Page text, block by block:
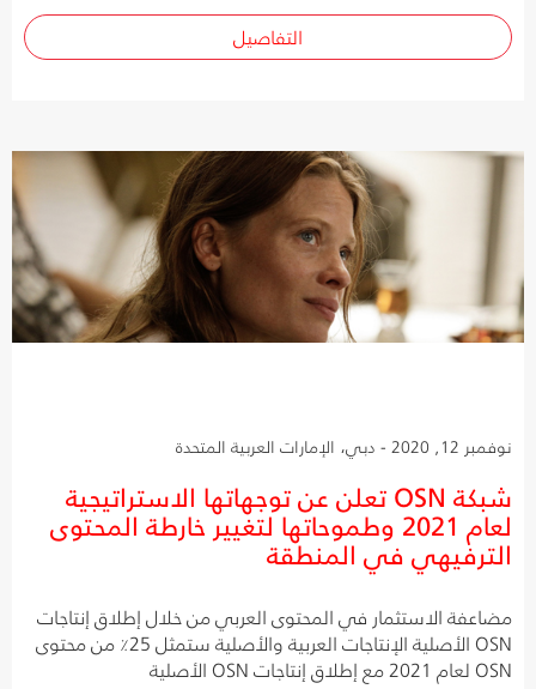
التفاصيل
نوفمبر 12, 2020 - دبي، الإمارات العربية المتحدة
شبكة OSN تعلن عن توجهاتها الاستراتيجية
لعام 2021 وطموحاتها لتغيير خارطة المحتوى
الترفيهي في المنطقة
مضاعفة الاستثمار في المحتوى العربي من خلال إطلاق إنتاجات
OSN الأصلية الإنتاجات العربية والأصلية ستمثل 25٪ من محتوى
OSN لعام 2021 مع إطلاق إنتاجات OSN الأصلية